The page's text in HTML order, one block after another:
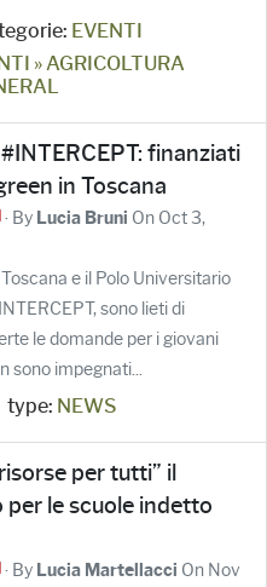
EVENTI
» AGRICOLTURA
finanziati
in Toscana
· By Lucia Bruni On Oct 3,
e il Polo Universitario
sono lieti di
le domande per i giovani
sono impegnati...
type: NEWS
per tutti” il
le scuole indetto
· By Lucia Martellacci On Nov